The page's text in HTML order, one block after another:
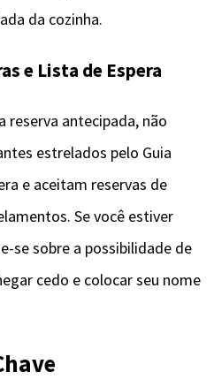
da cozinha.
e Lista de Espera
reserva antecipada, não
estrelados pelo Guia
e aceitam reservas de
Se você estiver
se sobre a possibilidade de
cedo e colocar seu nome